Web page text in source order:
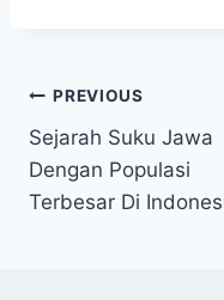
Navigasi
pos
PREVIOUS
Sejarah Suku Jawa
Dengan Populasi
Terbesar Di